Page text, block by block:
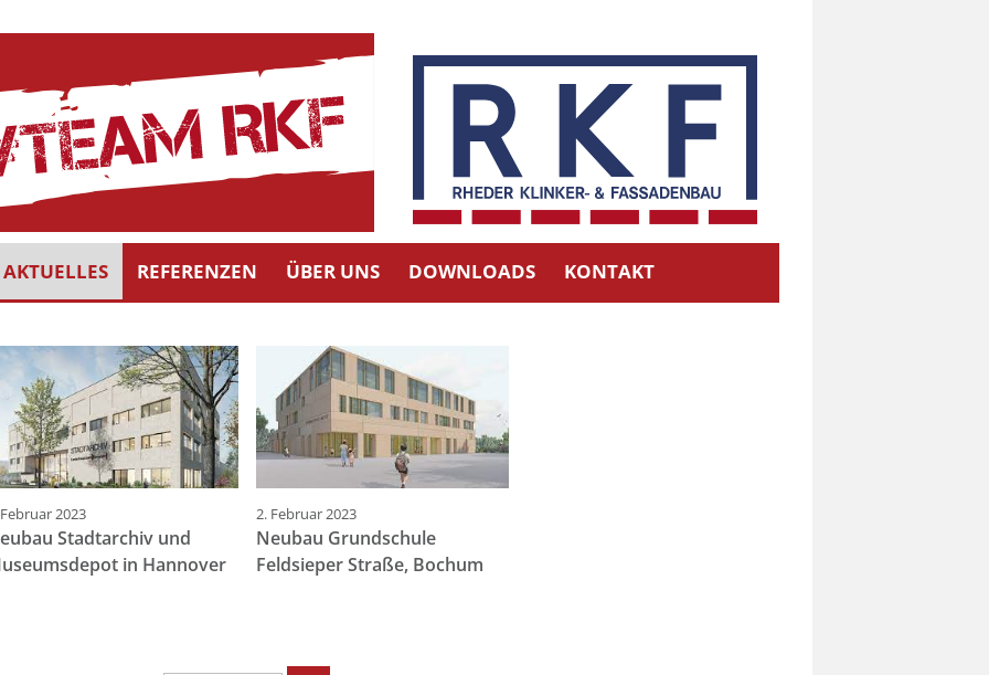
AKTUELLES REFERENZEN ÜBER UNS DOWNLOADS KONTAKT
2023
Stadtarchiv und
in Hannover
2. Februar 2023
Neubau Grundschule
Feldsieper Straße, Bochum